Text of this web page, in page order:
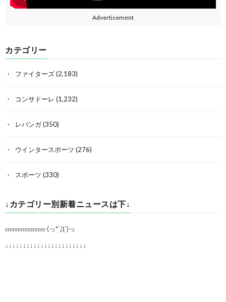
Advertisement
カテゴリー
ファイターズ(2,183)
コンサドーレ (1,232)
レバンガ(350)
ウインタースポーツ (276)
スポーツ (330)
↓カテゴリー別新着ニュースは下↓
εεεεεεεεεεεεεεεε (っ*´Д`)っ
↓↓↓↓↓↓↓↓↓↓↓↓↓↓↓↓↓↓↓↓↓↓↓